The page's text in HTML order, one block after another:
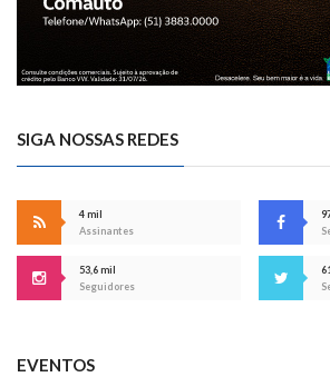
SIGA NOSSAS REDES
4 mil
Assinantes
53,6 mil
Seguidores
EVENTOS